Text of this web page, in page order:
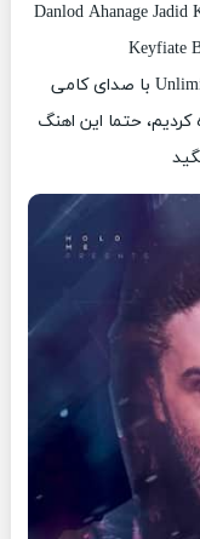
Danlod Ahanage Jadid
Keyfiate
امروز برای شما عزیزان ترانه فوق العاده Unlimited با صدای کامی
حتما این اهنگ